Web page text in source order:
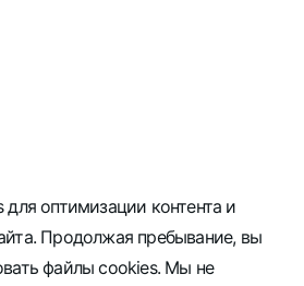
оптимизации контента и
Продолжая пребывание, вы
файлы cookies. Мы не